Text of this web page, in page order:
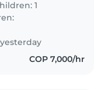
con las tareas
Contáctenos
1
COP 7,000/hr